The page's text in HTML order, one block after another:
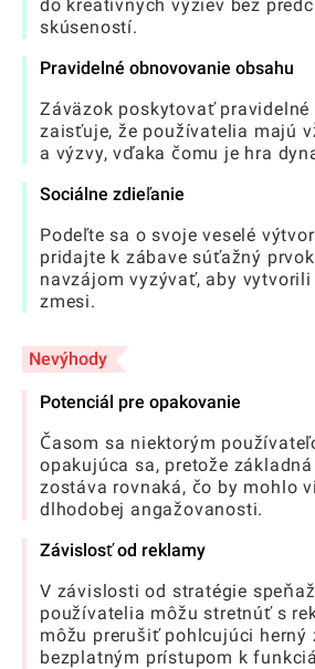
do kreatívnych výziev bez
skúseností.
Pravidelné obnovovanie obsahu
Záväzok poskytovať
zaisťuje, že používatelia majú
a výzvy, vďaka čomu je hra
Sociálne zdieľanie
Podeľte sa o svoje veselé
pridajte k zábave súťažný
navzájom vyzývať, aby
zmesi.
Nevýhody
Potenciál pre opakovanie
Časom sa niektorým
opakujúca sa, pretože
zostáva rovnaká, čo by mohlo
dlhodobej angažovanosti.
Závislosť od reklamy
V závislosti od stratégie
používatelia môžu stretnúť s
môžu prerušiť pohlcujúci herný
bezplatným prístupom k